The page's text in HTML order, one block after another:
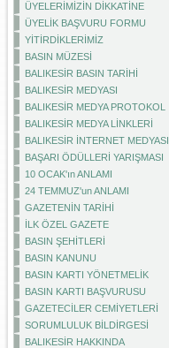
ÜYELERİMİZİN DİKKATİNE
ÜYELİK BAŞVURU FORMU
YİTİRDİKLERİMİZ
BASIN MÜZESİ
BALIKESİR BASIN TARİHİ
BALIKESİR MEDYASI
BALIKESİR MEDYA PROTOKOL
BALIKESİR MEDYA LİNKLERİ
BALIKESİR İNTERNET MEDYASI
BAŞARI ÖDÜLLERİ YARIŞMASI
10 OCAK'ın ANLAMI
24 TEMMUZ'un ANLAMI
GAZETENİN TARİHİ
İLK ÖZEL GAZETE
BASIN ŞEHİTLERİ
BASIN KANUNU
BASIN KARTI YÖNETMELİK
BASIN KARTI BAŞVURUSU
GAZETECİLER CEMİYETLERİ
SORUMLULUK BİLDİRGESİ
BALIKESİR HAKKINDA